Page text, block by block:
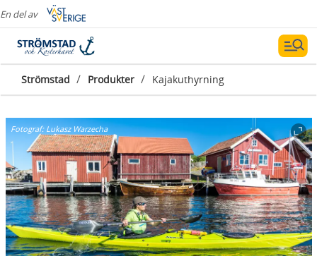
En del av
Strömstad / Produkter / Kajakuthyrning
Fotograf: Lukasz Warzecha